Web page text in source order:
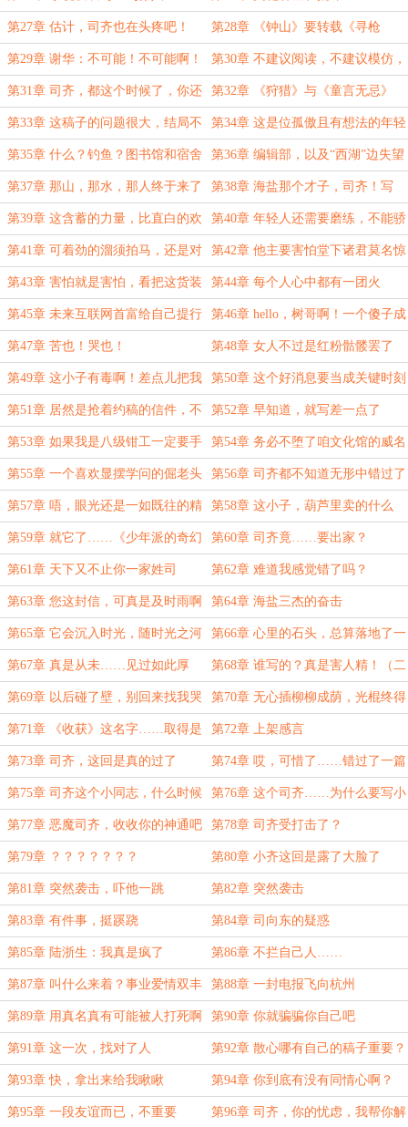
第27章 估计，司齐也在头疼吧！ 第28章 《钟山》要转载《寻枪
记》？
第29章 谢华：不可能！不可能啊！ 第30章 不建议阅读，不建议模仿，
不建议参考，三不建议
第31章 司齐，都这个时候了，你还
要什么自行车？
第32章 《狩猎》与《童言无忌》
第33章 这稿子的问题很大，结局不
够光明
第34章 这是位孤傲且有想法的年轻
人，恐怕是极其不愿意修改稿子的
第35章 什么？钓鱼？图书馆和宿舍
已经容不下他了吗？
第36章 编辑部，以及“西湖”边失望
的期待
第37章 那山，那水，那人终于来了 第38章 海盐那个才子，司齐！写
《墨杀》的那个？
第39章 这含蓄的力量，比直白的欢
呼厉害十倍
第40章 年轻人还需要磨练，不能骄
傲
第41章 可着劲的溜须拍马，还是对
他二叔溜须拍马
第42章 他主要害怕堂下诸君莫名惊
骇！
第43章 害怕就是害怕，看把这货装
的
第44章 每个人心中都有一团火
第45章 未来互联网首富给自己提行
李，How dare you？
第46章 hello，树哥啊！一个傻子成
了“半仙”
第47章 苦也！哭也！ 第48章 女人不过是红粉骷髅罢了
第49章 这小子有毒啊！差点儿把我
都给带坏了
第50章 这个好消息要当成关键时刻
的大卫星
第51章 居然是抢着约稿的信件，不
看也罢
第52章 早知道，就写差一点了
第53章 如果我是八级钳工一定要手
搓一台手机
第54章 务必不堕了咱文化馆的威名
第55章 一个喜欢显摆学问的倔老头
而已
第56章 司齐都不知道无形中错过了
多大的机遇
第57章 唔，眼光还是一如既往的精
准
第58章 这小子，葫芦里卖的什么
药？
第59章 就它了……《少年派的奇幻
漂流》
第60章 司齐竟……要出家？
第61章 天下又不止你一家姓司 第62章 难道我感觉错了吗？
第63章 您这封信，可真是及时雨啊 第64章 海盐三杰的奋击
第65章 它会沉入时光，随时光之河
的波浪起伏
第66章 心里的石头，总算落地了一
半
第67章 真是从未……见过如此厚
颜……(二合一)
第68章 谁写的？真是害人精！（二
合一）
第69章 以后碰了壁，别回来找我哭 第70章 无心插柳柳成荫，光棍终得
住单间
第71章 《收获》这名字……取得是
真好啊！
第72章 上架感言
第73章 司齐，这回是真的过了 第74章 哎，可惜了……错过了一篇
好稿子！
第75章 司齐这个小同志，什么时候
失去自信力了？
第76章 这个司齐……为什么要写小
说呢
第77章 恶魔司齐，收收你的神通吧 第78章 司齐受打击了？
第79章 ？？？？？？？ 第80章 小齐这回是露了大脸了
第81章 突然袭击，吓他一跳 第82章 突然袭击
第83章 有件事，挺蹊跷 第84章 司向东的疑惑
第85章 陆浙生：我真是疯了 第86章 不拦自己人……
第87章 叫什么来着？事业爱情双丰
收
第88章 一封电报飞向杭州
第89章 用真名真有可能被人打死啊 第90章 你就骗骗你自己吧
第91章 这一次，找对了人 第92章 散心哪有自己的稿子重要？
第93章 快，拿出来给我瞅瞅 第94章 你到底有没有同情心啊？
第95章 一段友谊而已，不重要 第96章 司齐，你的忧虑，我帮你解